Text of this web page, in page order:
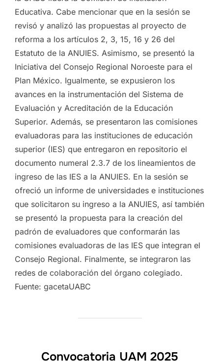
Educativa. Cabe mencionar que en la sesión se
revisó y analizó las propuestas al proyecto de
reforma a los artículos 2, 3, 15, 16 y 26 del
Estatuto de la ANUIES. Asimismo, se presentó la
Iniciativa del Consejo Regional Noroeste para el
Plan México. Igualmente, se expusieron los
avances en la instrumentación del Sistema de
Evaluación y Acreditación de la Educación
Superior. Además, se presentaron las comisiones
evaluadoras para las instituciones de educación
superior (IES) que entregaron en repositorio el
documento numeral 2.3.7 de los lineamientos de
ingreso de las IES a la ANUIES. En la sesión se
ofreció un informe de universidades e instituciones
que solicitaron su ingreso a la ANUIES, así también
se presentó la propuesta para la creación del
padrón de evaluadores que conformarán las
comisiones evaluadoras de las IES que integran el
Consejo Regional. Finalmente, se integraron las
redes de colaboración del órgano colegiado.
Fuente: gacetaUABC
Convocatoria UAM 2025